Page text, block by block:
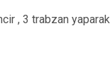
, 3 trabzan yaparak